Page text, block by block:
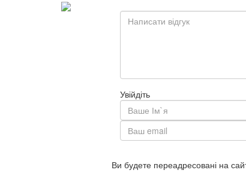
Увійдіть
Ви будете переадресовані на